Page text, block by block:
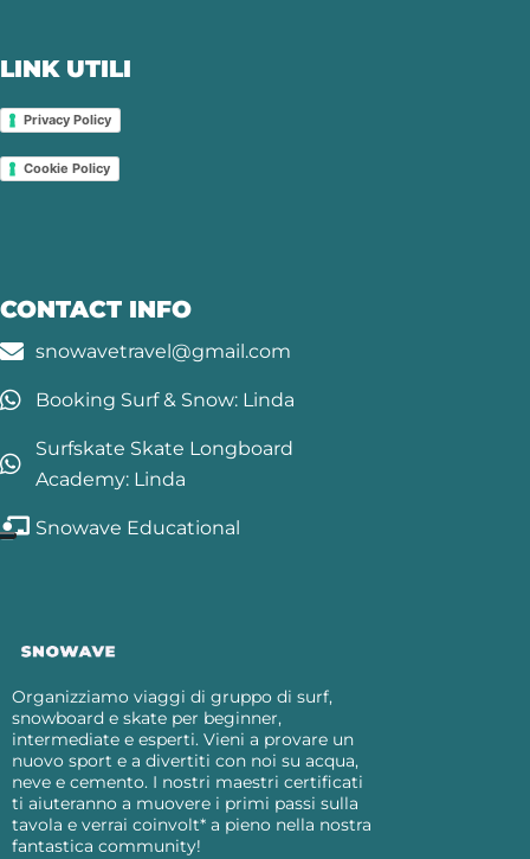
LINK UTILI
Privacy Policy
Cookie Policy
CONTACT INFO
snowavetravel@gmail.com
Booking Surf & Snow: Linda
Surfskate Skate Longboard
Academy: Linda
Snowave Educational
Organizziamo viaggi di gruppo di surf,
snowboard e skate per beginner,
intermediate e esperti. Vieni a provare un
nuovo sport e a divertiti con noi su acqua,
neve e cemento. I nostri maestri certificati
ti aiuteranno a muovere i primi passi sulla
tavola e verrai coinvolt* a pieno nella nostra
fantastica community!